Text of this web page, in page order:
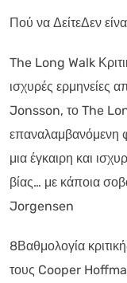
Πού να ΔείτεΔεν
The Long Walk
ισχυρές ερμηνείες
Jonsson, το The
επαναλαμβανόμενη
μια έγκαιρη και
βίας… με κάποια
Jorgensen
8Βαθμολογία
τους Cooper